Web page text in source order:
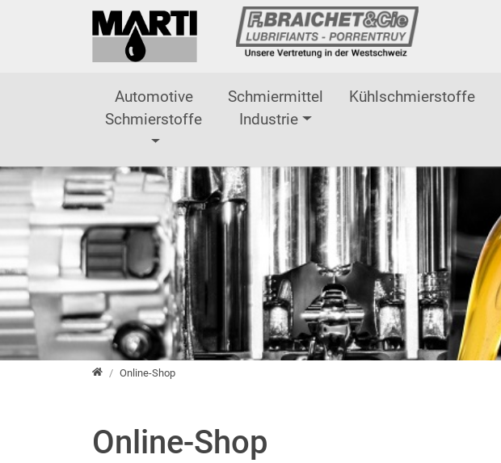
Direkt zur Hauptnavigation springen
Direkt zum Inhalt springen
Automotive
Schmierstoffe
Schmiermittel
Industrie
Kühlschmierstoffe
root Online-Shop
Online-Shop